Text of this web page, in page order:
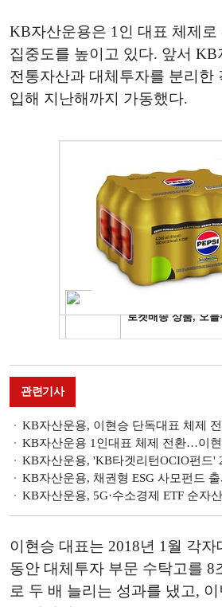
KB자산운용은 1인 대표 체제로
집중도를 높이고 있다. 앞서 KB
전통자산과 대체투자를 분리한
입해 지난해까지 가동했다.
관련기사
KB자산운용, 이현승 단독대표 체제 전환 후 첫
KB자산운용 1인대표 체제 전환…이
KB자산운용, 'KB타겟리턴OCIO펀드' 2
KB자산운용, 채권형 ESG 사모펀드
KB자산운용, 5G·수소경제 ETF 순자
이현승 대표는 2018년 1월 각자
동안 대체투자 부문 수탁고를 8
로 두 배 늘리는 성과를 냈고,